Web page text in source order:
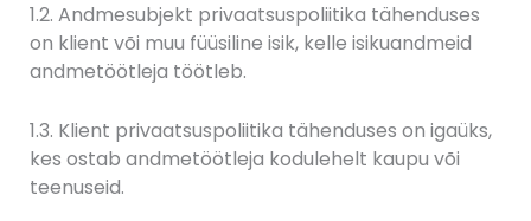
1.2. Andmesubjekt privaatsuspoliitika tähenduses
on klient või muu füüsiline isik, kelle isikuandmeid
andmetöötleja töötleb.
1.3. Klient privaatsuspoliitika tähenduses on igaüks,
kes ostab andmetöötleja kodulehelt kaupu või
teenuseid.